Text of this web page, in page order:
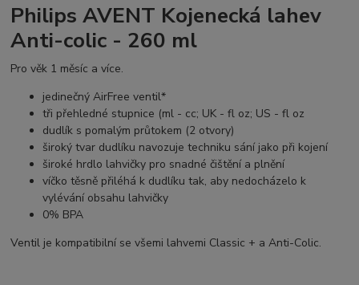
Philips AVENT Kojenecká lahev
Anti-colic - 260 ml
Pro věk 1 měsíc a více.
jedinečný AirFree ventil*
tři přehledné stupnice (ml - cc; UK - fl oz; US - fl oz
dudlík s pomalým průtokem (2 otvory)
široký tvar dudlíku navozuje techniku sání jako při kojení
široké hrdlo lahvičky pro snadné čištění a plnění
víčko těsně přiléhá k dudlíku tak, aby nedocházelo k
vylévání obsahu lahvičky
0% BPA
Ventil je kompatibilní se všemi lahvemi Classic + a Anti-Colic.